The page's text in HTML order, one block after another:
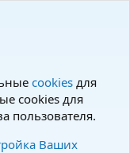
cookies для
cookies для
пользователя.
Ваших